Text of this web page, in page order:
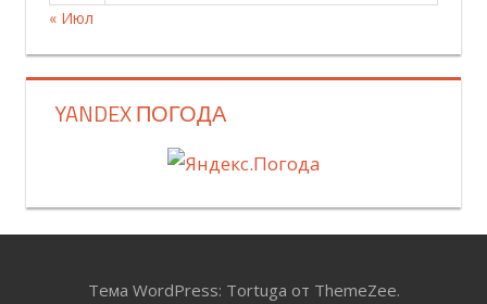
« Июл
YANDEX ПОГОДА
Тема WordPress: Tortuga от ThemeZee.